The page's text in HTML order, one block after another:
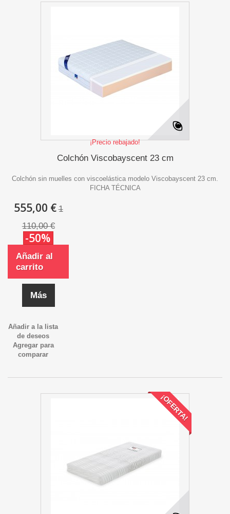
¡Precio rebajado!
Colchón Viscobayscent 23 cm
Colchón sin muelles con viscoelástica modelo Viscobayscent 23 cm.
FICHA TÉCNICA
555,00 € 1
110,00 €
-50%
Añadir al
carrito
Más
Añadir a la lista
de deseos
Agregar para
comparar
¡OFERTA!